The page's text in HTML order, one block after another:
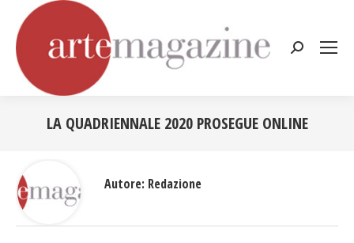
Cerca:
LA QUADRIENNALE 2020 PROSEGUE ONLINE
Autore: Redazione